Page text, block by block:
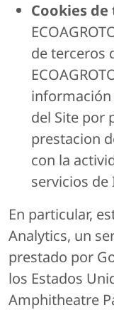
Cookies
de terceros
información
del Site por
prestacion
con la
servicios
En particular,
Analytics, un
prestado por
los Estados
Amphitheatre